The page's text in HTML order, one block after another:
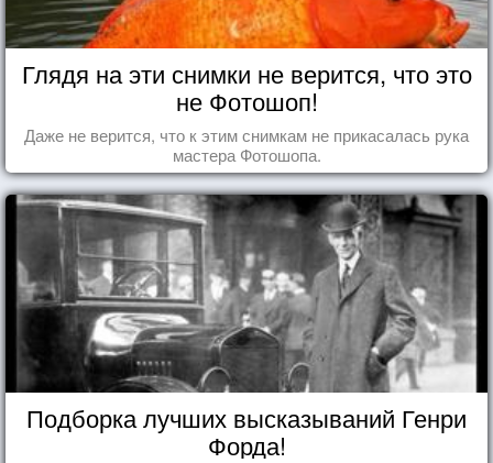
Глядя на эти снимки не верится, что это
не Фотошоп!
Даже не верится, что к этим снимкам не прикасалась рука
мастера Фотошопа.
Подборка лучших высказываний Генри
Форда!